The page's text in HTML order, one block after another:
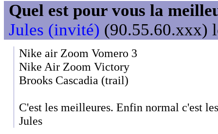
Quel est pour vous la
Jules (invité) (90.55.60.xxx)
Nike air Zoom Vomero 3
Nike Air Zoom Victory
Brooks Cascadia (trail)
C'est les meilleures. Enfin normal c'est
Jules